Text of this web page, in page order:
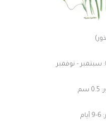
سبتمبر – نوفمبر